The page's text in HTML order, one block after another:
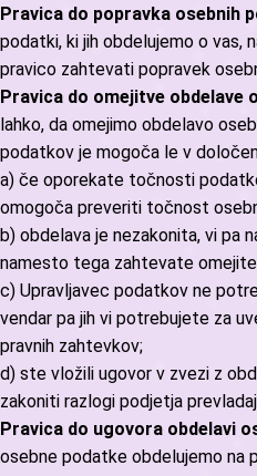
Pravica do popravka osebnih
podatki, ki jih obdelujemo o vas,
pravico zahtevati popravek
Pravica do omejitve obdelave
lahko, da omejimo obdelavo
podatkov je mogoča le v
a) če oporekate točnosti
omogoča preveriti točnost
b) obdelava je nezakonita, vi pa
namesto tega zahtevate
c) Upravljavec podatkov ne
vendar pa jih vi potrebujete za
pravnih zahtevkov;
d) ste vložili ugovor v zvezi z
zakoniti razlogi podjetja
Pravica do ugovora obdelavi
osebne podatke obdelujemo na